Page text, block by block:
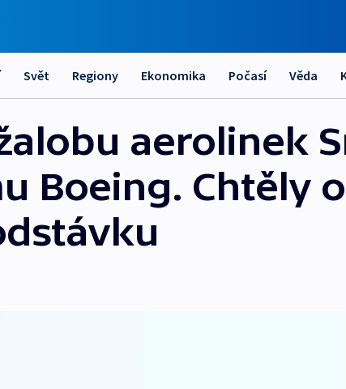
Svět Regiony Ekonomika Počasí Věda
aerolinek
Boeing. Chtěly